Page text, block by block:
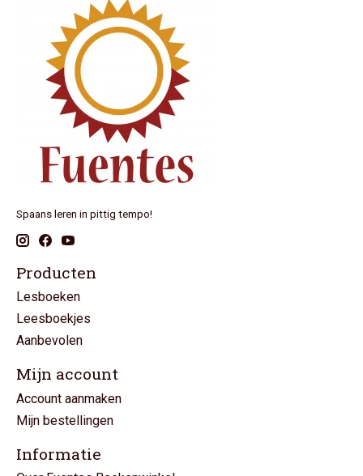
Spaans leren in pittig tempo!
Producten
Lesboeken
Leesboekjes
Aanbevolen
Mijn account
Account aanmaken
Mijn bestellingen
Informatie